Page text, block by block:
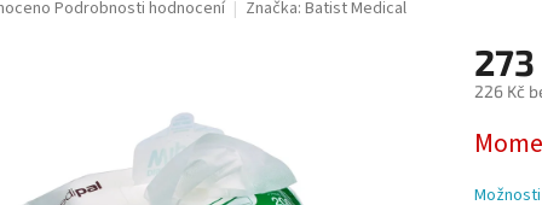
Podrobnosti hodnocení Značka: Batist Medical
273
226 Kč
cena: